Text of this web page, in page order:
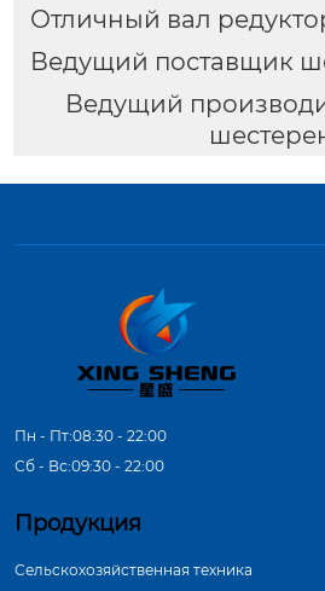
Отличный вал
Ведущий поставщик
Ведущий
Пн - Пт:08:30 - 22:00
Сб - Вс:09:30 - 22:00
Продукция
Сельскохозяйственная техника